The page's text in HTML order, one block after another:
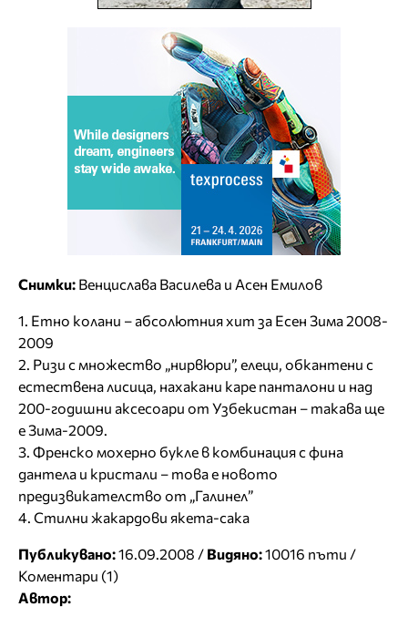
Снимки: Венцислава Василева и Асен Емилов
1. Етно колани – абсолютния хит за Есен Зима 2008-
2009
2. Ризи с множество „нирвюри”, елеци, обкантени с
естествена лисица, нахакани каре панталони и над
200-годишни аксесоари от Узбекистан – такава ще
е Зима-2009.
3. Френско мохерно букле в комбинация с фина
дантела и кристали – това е новото
предизвикателство от „Галинел”
4. Стилни жакардови якета-сака
Публикувано:16.09.2008 / Видяно:10016 пъти /
Коментари (1)
Автор: